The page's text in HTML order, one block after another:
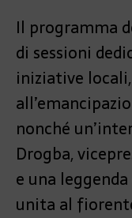
Il programma
di sessioni
iniziative
nonché
Drogba,
e una
unita al